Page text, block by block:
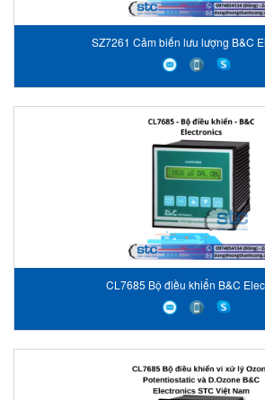
SZ7261 Cảm biến lưu lượng B&C
CL7685 Bộ điều khiển B&C